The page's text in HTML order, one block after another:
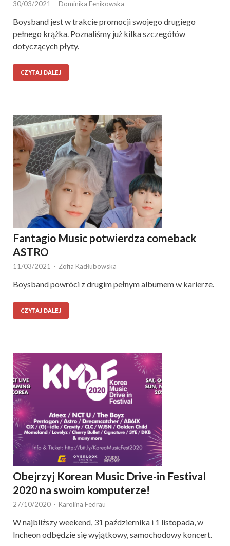
30/03/2021 - Dominika Fenikowska
Boysband jest w trakcie promocji swojego drugiego
pełnego krążka. Poznaliśmy już kilka szczegółów
dotyczących płyty.
CZYTAJ DALEJ
Fantagio Music potwierdza comeback
ASTRO
11/03/2021 - Zofia Kadłubowska
Boysband powróci z drugim pełnym albumem w karierze.
CZYTAJ DALEJ
Obejrzyj Korean Music Drive-in Festival
2020 na swoim komputerze!
27/10/2020 - Karolina Fedrau
W najbliższy weekend, 31 października i 1 listopada, w
Incheon odbędzie się wyjątkowy, samochodowy koncert.